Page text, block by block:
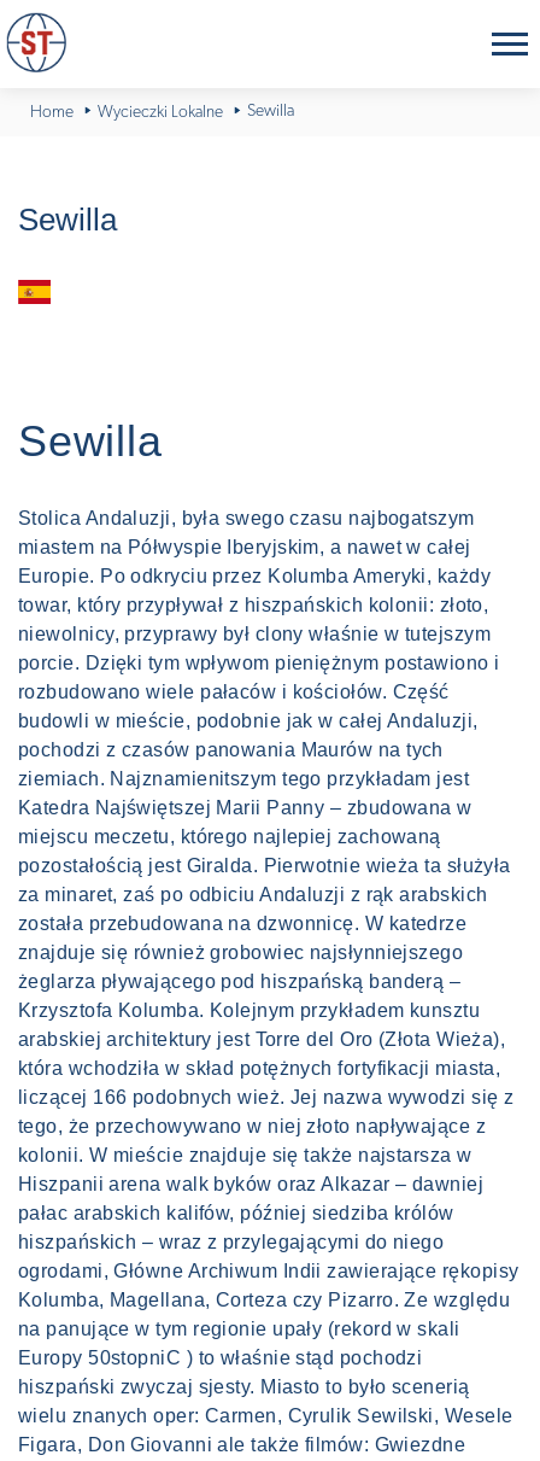
Home Wycieczki Lokalne Sewilla
Sewilla
Sewilla
Stolica Andaluzji, była swego czasu najbogatszym
miastem na Półwyspie Iberyjskim, a nawet w całej
Europie. Po odkryciu przez Kolumba Ameryki, każdy
towar, który przypływał z hiszpańskich kolonii: złoto,
niewolnicy, przyprawy był clony właśnie w tutejszym
porcie. Dzięki tym wpływom pieniężnym postawiono i
rozbudowano wiele pałaców i kościołów. Część
budowli w mieście, podobnie jak w całej Andaluzji,
pochodzi z czasów panowania Maurów na tych
ziemiach. Najznamienitszym tego przykładam jest
Katedra Najświętszej Marii Panny – zbudowana w
miejscu meczetu, którego najlepiej zachowaną
pozostałością jest Giralda. Pierwotnie wieża ta służyła
za minaret, zaś po odbiciu Andaluzji z rąk arabskich
została przebudowana na dzwonnicę. W katedrze
znajduje się również grobowiec najsłynniejszego
żeglarza pływającego pod hiszpańską banderą –
Krzysztofa Kolumba. Kolejnym przykładem kunsztu
arabskiej architektury jest Torre del Oro (Złota Wieża),
która wchodziła w skład potężnych fortyfikacji miasta,
liczącej 166 podobnych wież. Jej nazwa wywodzi się z
tego, że przechowywano w niej złoto napływające z
kolonii. W mieście znajduje się także najstarsza w
Hiszpanii arena walk byków oraz Alkazar – dawniej
pałac arabskich kalifów, później siedziba królów
hiszpańskich – wraz z przylegającymi do niego
ogrodami, Główne Archiwum Indii zawierające rękopisy
Kolumba, Magellana, Corteza czy Pizarro. Ze względu
na panujące w tym regionie upały (rekord w skali
Europy 50stopniC ) to właśnie stąd pochodzi
hiszpański zwyczaj sjesty. Miasto to było scenerią
wielu znanych oper: Carmen, Cyrulik Sewilski, Wesele
Figara, Don Giovanni ale także filmów: Gwiezdne